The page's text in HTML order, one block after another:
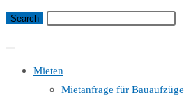
Mieten
Mietanfrage für Bauaufzüge